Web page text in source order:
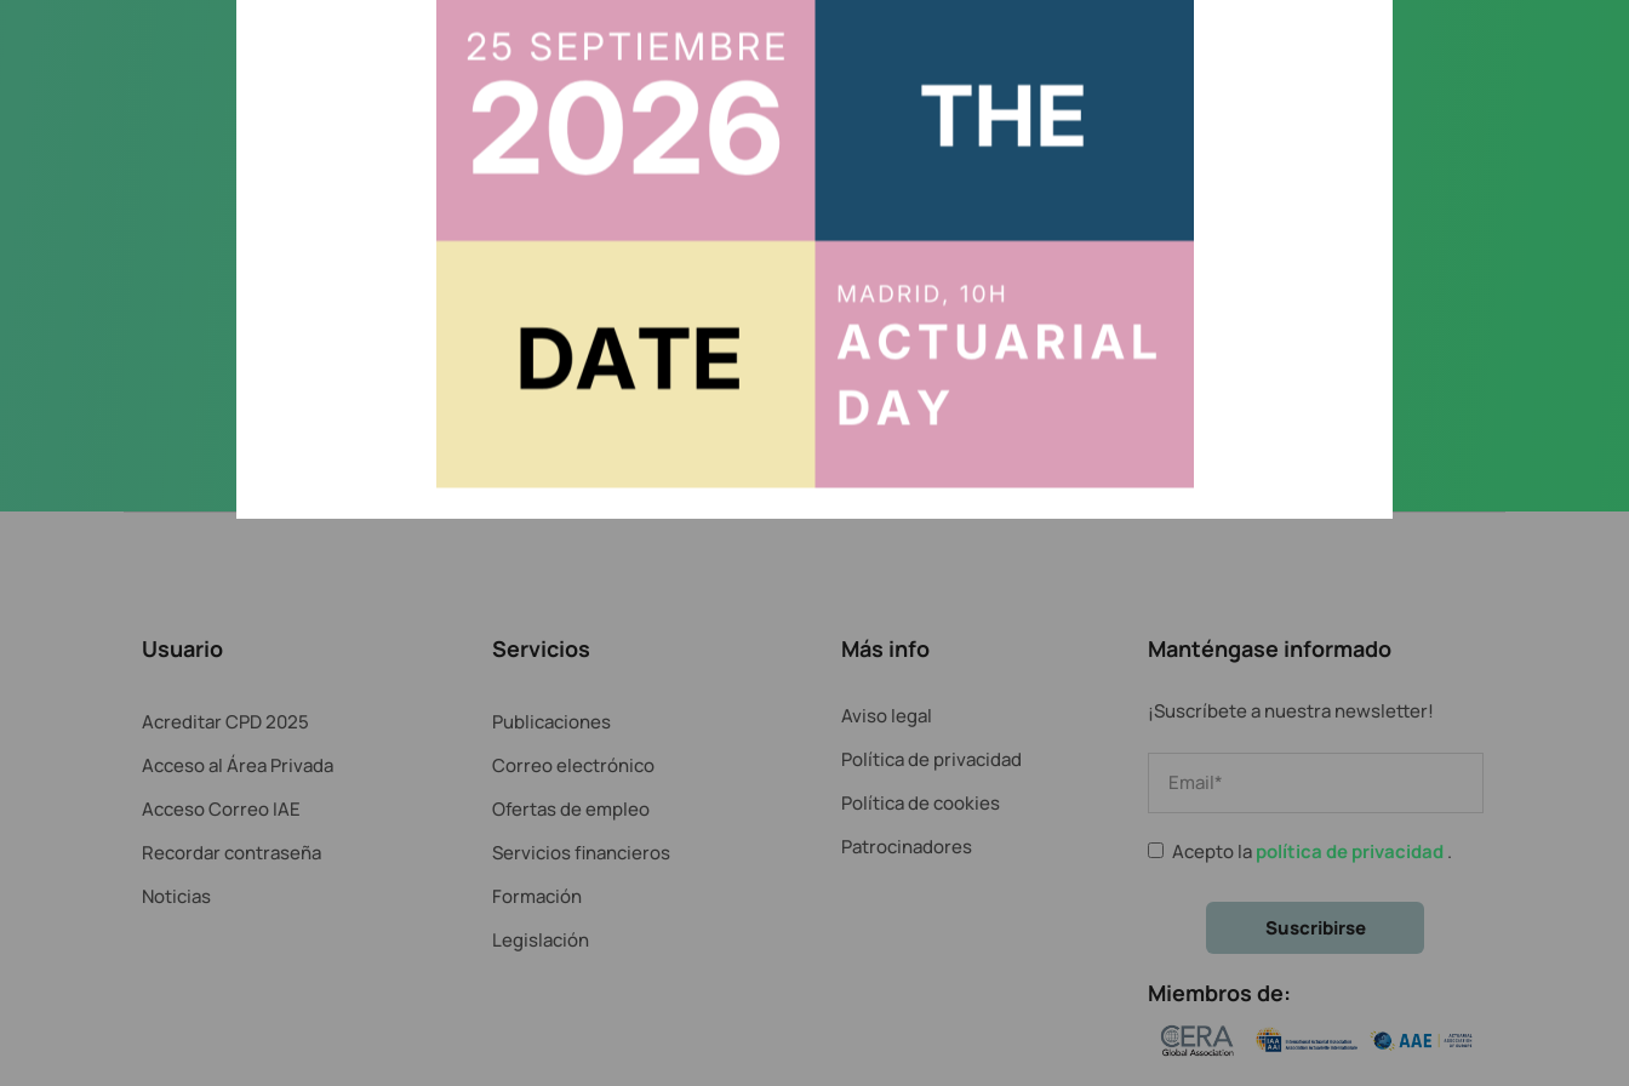
Suscríbete al boletín
Te mantendremos al tanto de todo
Usuario
Acreditar CPD 2025
Acceso al Área Privada
Acceso Correo IAE
Recordar contraseña
Noticias
Servicios
Publicaciones
Correo electrónico
Ofertas de empleo
Servicios financieros
Formación
Legislación
Más info
Aviso legal
Política de privacidad
Política de cookies
Patrocinadores
Manténgase informado
¡Suscríbete a nuestra newsletter!
Acepto lapolítica de privacidad .
Miembros de: